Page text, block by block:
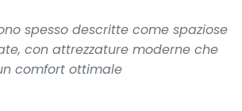
spesso descritte come spaziose
con attrezzature moderne che
comfort ottimale